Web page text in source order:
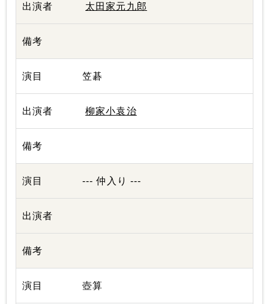
太田家元九郎
笠碁
柳家小袁治
--- 仲入り ---
壺算